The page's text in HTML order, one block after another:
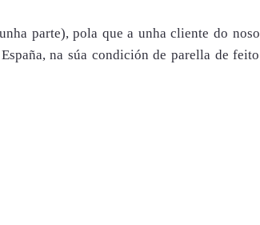
parte), pola que a unha cliente do noso
na súa condición de parella de feito